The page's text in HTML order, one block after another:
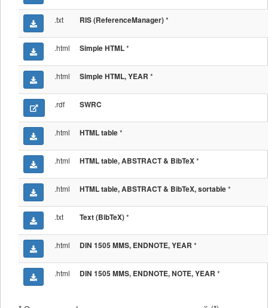
.txt RIS (ReferenceManager)*
.html Simple HTML*
.html Simple HTML, YEAR *
.rdf SWRC
.html HTML table*
.html HTML table, ABSTRACT & BibTeX*
.html HTML table, ABSTRACT & BibTeX, sortable*
.txt Text (BibTeX)*
.html DIN 1505 MMS, ENDNOTE, YEAR *
.html DIN 1505 MMS, ENDNOTE, NOTE, YEAR *